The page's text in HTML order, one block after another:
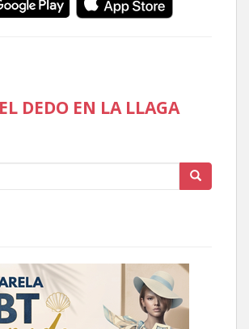
DEDO EN LA LLAGA